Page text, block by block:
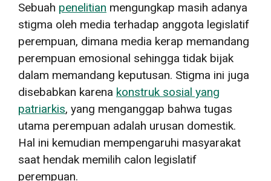
Sebuah penelitian mengungkap masih adanya
stigma oleh media terhadap anggota legislatif
perempuan, dimana media kerap memandang
perempuan emosional sehingga tidak bijak
dalam memandang keputusan. Stigma ini juga
disebabkan karena konstruk sosial yang
patriarkis, yang menganggap bahwa tugas
utama perempuan adalah urusan domestik.
Hal ini kemudian mempengaruhi masyarakat
saat hendak memilih calon legislatif
perempuan.